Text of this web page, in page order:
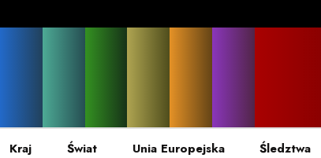
Kraj Świat Unia Europejska Śledztwa